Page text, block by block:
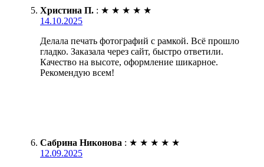
Христина П. : ★ ★ ★ ★ ★
14.10.2025
Делала печать фотографий с рамкой. Всё прошло
гладко. Заказала через сайт, быстро ответили.
Качество на высоте, оформление шикарное.
Рекомендую всем!
Сабрина Никонова : ★ ★ ★ ★ ★
12.09.2025